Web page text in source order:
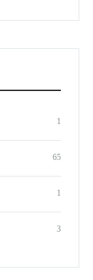
1
65
1
3